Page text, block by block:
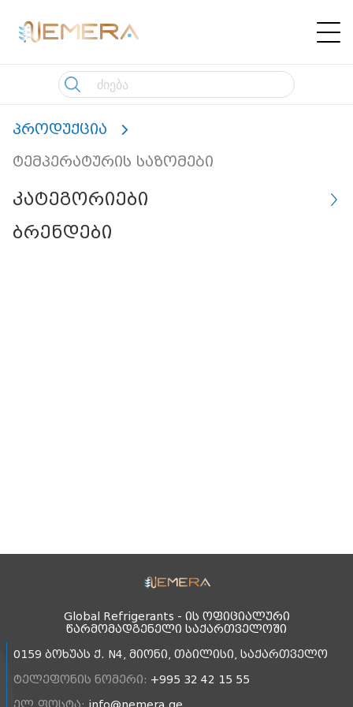
პროდუქცია
ტემპერატურის საზომები
კატეგორიები
ბრენდები
Global Refrigerants - ის ოფიციალური
წარმომადგენელი საქართველოში
0159 ბოხუას ქ. N4, მიონი, თბილისი, საქართველო
ტელეფონის ნომერი: +995 32 42 15 55